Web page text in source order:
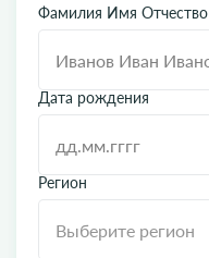
Фамилия Имя Отчество
Дата рождения
Регион